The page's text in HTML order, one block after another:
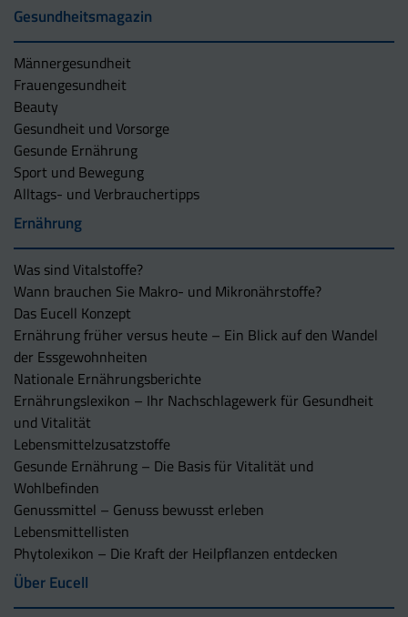
Gesundheitsmagazin
Männergesundheit
Frauengesundheit
Beauty
Gesundheit und Vorsorge
Gesunde Ernährung
Sport und Bewegung
Alltags- und Verbrauchertipps
Ernährung
Was sind Vitalstoffe?
Wann brauchen Sie Makro- und Mikronährstoffe?
Das Eucell Konzept
Ernährung früher versus heute – Ein Blick auf den Wandel
der Essgewohnheiten
Nationale Ernährungsberichte
Ernährungslexikon – Ihr Nachschlagewerk für Gesundheit
und Vitalität
Lebensmittelzusatzstoffe
Gesunde Ernährung – Die Basis für Vitalität und
Wohlbefinden
Genussmittel – Genuss bewusst erleben
Lebensmittellisten
Phytolexikon – Die Kraft der Heilpflanzen entdecken
Über Eucell